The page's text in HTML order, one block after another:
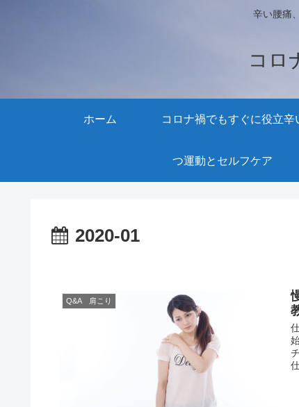
辛い腰痛
コロ
ホーム コロナ禍でもすぐに役立
つ運動とセルフケア
辛
2020-01
Q&A 肩こり